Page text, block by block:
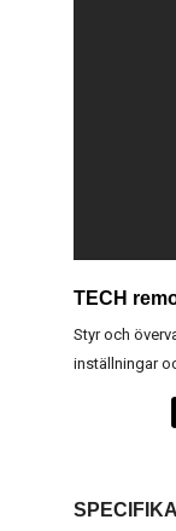
TECH
Styr och
inställningar